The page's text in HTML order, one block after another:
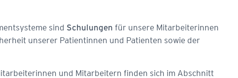
sind Schulungen für unsere Mitarbeiterinnen
unserer Patientinnen und Patienten sowie der
und Mitarbeitern finden sich im Abschnitt